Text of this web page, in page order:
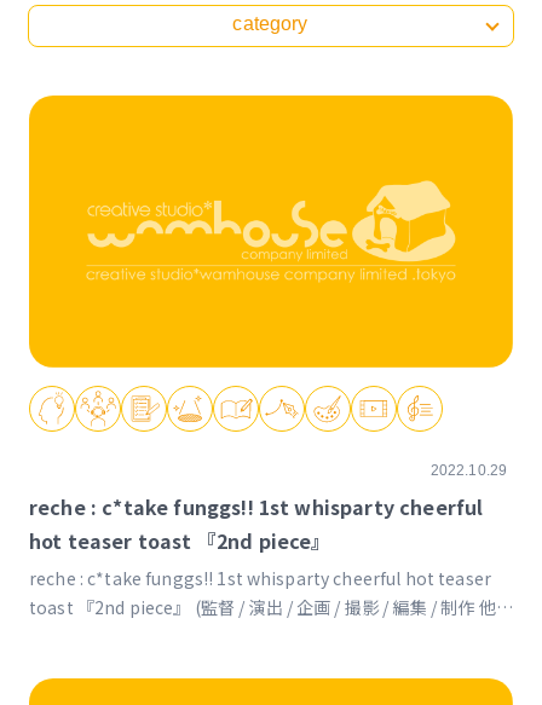
category
2022.10.29
reche : c*take funggs!! 1st whisparty cheerful
hot teaser toast 『2nd piece』
reche : c*take funggs!! 1st whisparty cheerful hot teaser
toast 『2nd piece』 (監督 / 演出 / 企画 / 撮影 / 編集 / 制作 他)